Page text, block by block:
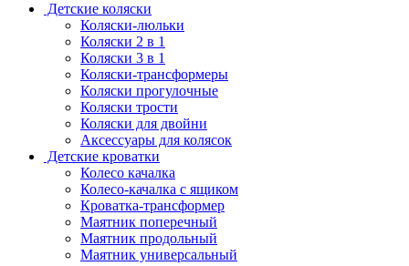
Детские коляски
Коляски-люльки
Коляски 2 в 1
Коляски 3 в 1
Коляски-трансформеры
Коляски прогулочные
Коляски трости
Коляски для двойни
Аксессуары для колясок
Детские кроватки
Колесо качалка
Колесо-качалка с ящиком
Кроватка-трансформер
Маятник поперечный
Маятник продольный
Маятник универсальный